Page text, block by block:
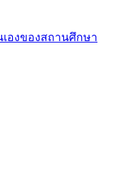
องของสถานศึกษา